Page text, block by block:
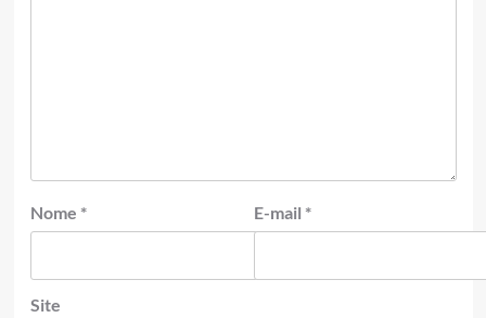
Nome * E-mail *
Site